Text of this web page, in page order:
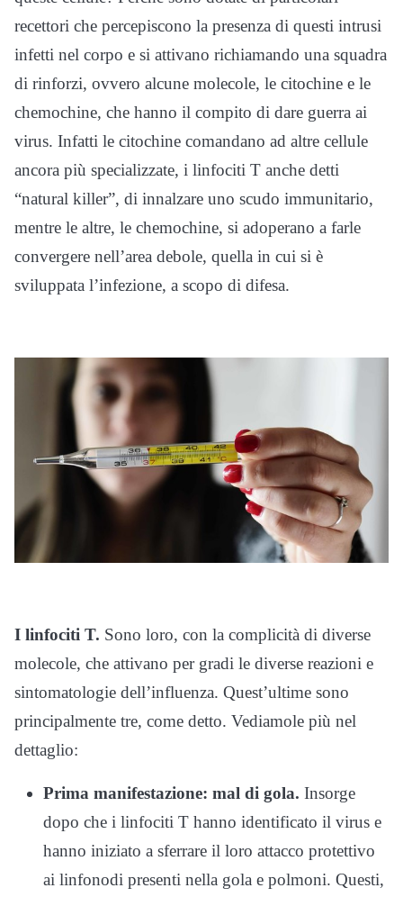
recettori che percepiscono la presenza di questi intrusi
infetti nel corpo e si attivano richiamando una squadra
di rinforzi, ovvero alcune molecole, le citochine e le
chemochine, che hanno il compito di dare guerra ai
virus. Infatti le citochine comandano ad altre cellule
ancora più specializzate, i linfociti T anche detti
“natural killer”, di innalzare uno scudo immunitario,
mentre le altre, le chemochine, si adoperano a farle
convergere nell’area debole, quella in cui si è
sviluppata l’infezione, a scopo di difesa.
I linfociti T. Sono loro, con la complicità di diverse
molecole, che attivano per gradi le diverse reazioni e
sintomatologie dell’influenza. Quest’ultime sono
principalmente tre, come detto. Vediamole più nel
dettaglio:
Prima manifestazione: mal di gola. Insorge
dopo che i linfociti T hanno identificato il virus e
hanno iniziato a sferrare il loro attacco protettivo
ai linfonodi presenti nella gola e polmoni. Questi,